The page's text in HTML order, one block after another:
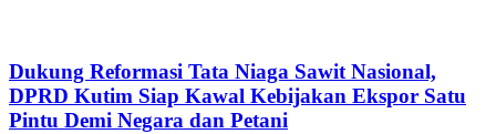
Dukung Reformasi Tata Niaga Sawit Nasional,
DPRD Kutim Siap Kawal Kebijakan Ekspor Satu
Pintu Demi Negara dan Petani